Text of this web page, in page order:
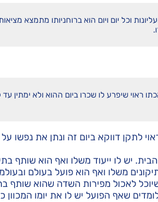
וכל יום ויום הוא ברוחניותו מתמצא
ראוי שיפרע לו שכרו ביום ההוא ולא ימתין
לתקן דווקא ביום זה ונתן את נפשו על
יש לו ייעוד משלו ואף הוא שותף
משלו ואף הוא פועל בעולם
לאכול מפירות השדה שהוא שותף
שאף הפועל יש לו את יומו המכוון